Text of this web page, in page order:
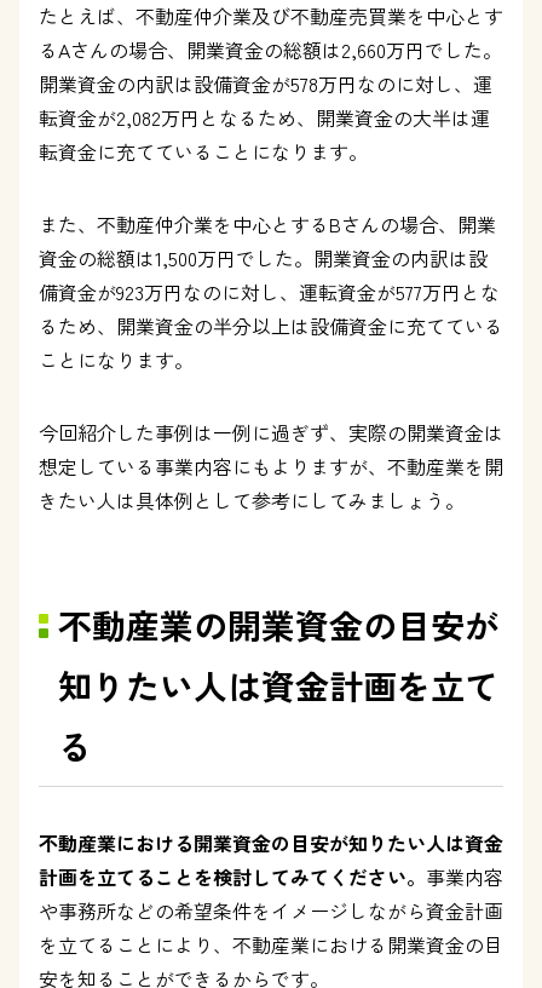
たとえば、不動産仲介業及び不動産売買業を中心とす
るAさんの場合、開業資金の総額は2,660万円でした。
開業資金の内訳は設備資金が578万円なのに対し、運
転資金が2,082万円となるため、開業資金の大半は運
転資金に充てていることになります。
また、不動産仲介業を中心とするBさんの場合、開業
資金の総額は1,500万円でした。開業資金の内訳は設
備資金が923万円なのに対し、運転資金が577万円とな
るため、開業資金の半分以上は設備資金に充てている
ことになります。
今回紹介した事例は一例に過ぎず、実際の開業資金は
想定している事業内容にもよりますが、不動産業を開
きたい人は具体例として参考にしてみましょう。
不動産業の開業資金の目安が
知りたい人は資金計画を立て
る
不動産業における開業資金の目安が知りたい人は資金
計画を立てることを検討してみてください。 事業内容
や事務所などの希望条件をイメージしながら資金計画
を立てることにより、不動産業における開業資金の目
安を知ることができるからです。